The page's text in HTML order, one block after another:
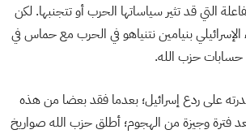
التي قد تثير سياساتها الحرب أو تتجنبها. لكن
الإسرائيلي بنيامين نتنياهو في الحرب مع حماس في
حسابات حزب الله.
على ردع إسرائيل؛ بعدما فقد بعضا من هذه
في 7 تشرين الأول/أكتوبر. وبعد فترة وجيزة من الهجوم؛ أطلق حزب الله صواريخ